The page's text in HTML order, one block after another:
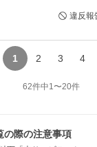
違反報
1 2 3 4
62件中1〜20件
の際の注意事項